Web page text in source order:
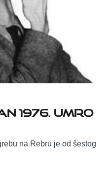
1976. umro
na Rebru je od šestog